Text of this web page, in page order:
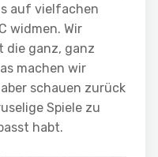
auf vielfachen
widmen. Wir
die ganz, ganz
machen wir
schauen zurück
Spiele zu
habt.